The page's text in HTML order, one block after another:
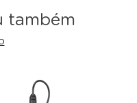
também